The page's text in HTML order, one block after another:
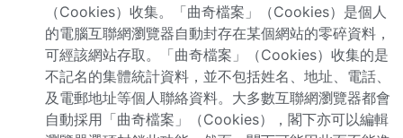
（Cookies）收集。「曲奇檔案」（Cookies）是個人
的電腦互聯網瀏覽器自動封存在某個網站的零碎資料，
可經該網站存取。「曲奇檔案」（Cookies）收集的是
不記名的集體統計資料，並不包括姓名、地址、電話、
及電郵地址等個人聯絡資料。大多數互聯網瀏覽器都會
自動採用「曲奇檔案」（Cookies），閣下亦可以編輯